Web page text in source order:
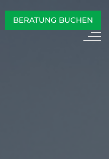
BERATUNG BUCHEN